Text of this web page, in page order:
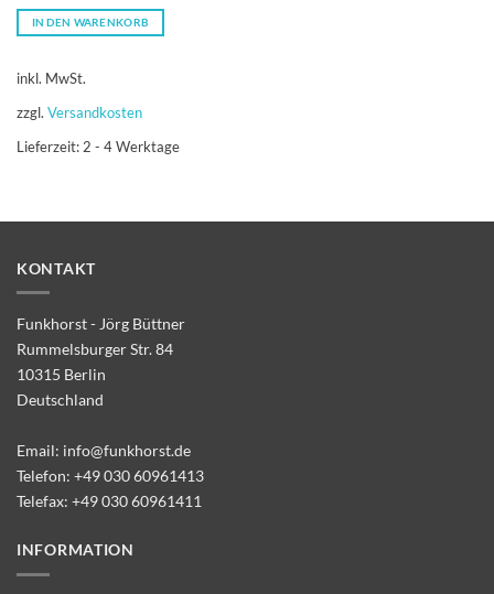
IN DEN WARENKORB
inkl. MwSt.
zzgl. Versandkosten
Lieferzeit:2 - 4 Werktage
KONTAKT
Funkhorst - Jörg Büttner
Rummelsburger Str. 84
10315 Berlin
Deutschland
Email: info@funkhorst.de
Telefon: +49 030 60961413
Telefax: +49 030 60961411
INFORMATION